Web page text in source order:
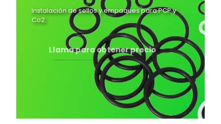
Instalación de sellos y empaques para PCP y
Co2.
Llama para obtener precio